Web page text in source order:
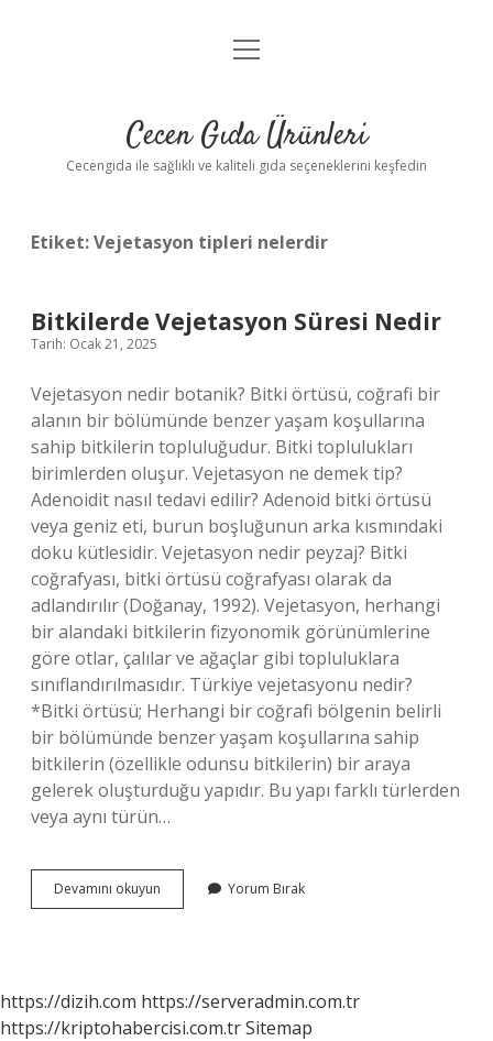
Anasayfa
Yasal Uyarı
menüyü
Cecen Gıda Ürünleri
Cecengida ile sağlıklı ve kaliteli gıda seçeneklerini keşfedin
Etiket:Vejetasyon tipleri nelerdir
Bitkilerde Vejetasyon Süresi Nedir
Tarih: Ocak 21, 2025
Vejetasyon nedir botanik? Bitki örtüsü, coğrafi bir
alanın bir bölümünde benzer yaşam koşullarına
sahip bitkilerin topluluğudur. Bitki toplulukları
birimlerden oluşur. Vejetasyon ne demek tip?
Adenoidit nasıl tedavi edilir? Adenoid bitki örtüsü
veya geniz eti, burun boşluğunun arka kısmındaki
doku kütlesidir. Vejetasyon nedir peyzaj? Bitki
coğrafyası, bitki örtüsü coğrafyası olarak da
adlandırılır (Doğanay, 1992). Vejetasyon, herhangi
bir alandaki bitkilerin fizyonomik görünümlerine
göre otlar, çalılar ve ağaçlar gibi topluluklara
sınıflandırılmasıdır. Türkiye vejetasyonu nedir?
*Bitki örtüsü; Herhangi bir coğrafi bölgenin belirli
bir bölümünde benzer yaşam koşullarına sahip
bitkilerin (özellikle odunsu bitkilerin) bir araya
gelerek oluşturduğu yapıdır. Bu yapı farklı türlerden
veya aynı türün…
Devamını okuyun Bitkilerde
Vejetasyon
Yorum Bırak
https://dizih.com https://serveradmin.com.tr
https://kriptohabercisi.com.trSitemap